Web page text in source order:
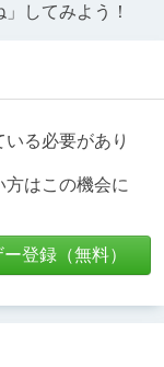
してみよう！
る必要があり
はこの機会に
登録（無料）